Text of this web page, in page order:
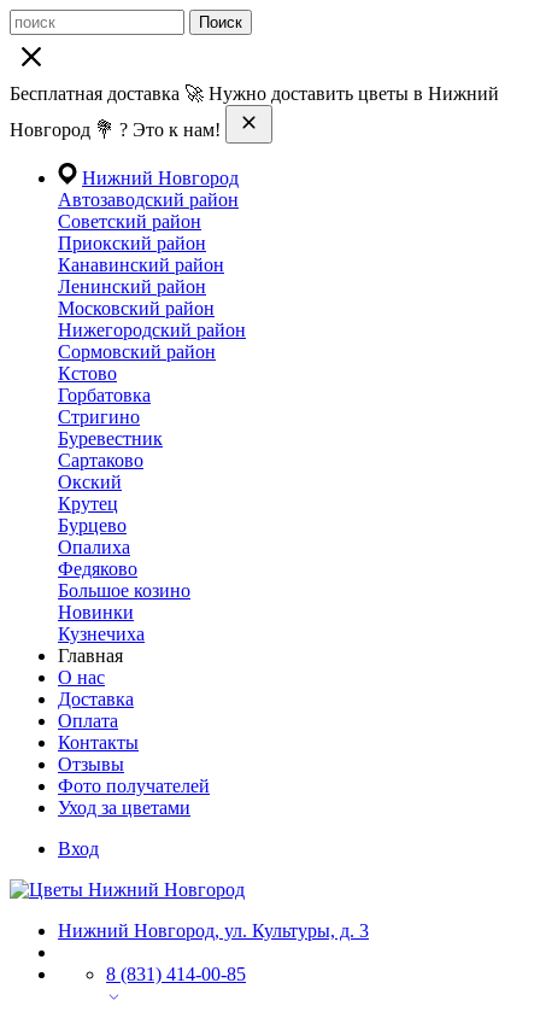
Поиск
Бесплатная доставка 🚀 Нужно доставить цветы в Нижний
Новгород 💐 ? Это к нам!
Нижний Новгород
Автозаводский район
Советский район
Приокский район
Канавинский район
Ленинский район
Московский район
Нижегородский район
Сормовский район
Кстово
Горбатовка
Стригино
Буревестник
Сартаково
Окский
Крутец
Бурцево
Опалиха
Федяково
Большое козино
Новинки
Кузнечиха
Главная
О нас
Доставка
Оплата
Контакты
Отзывы
Фото получателей
Уход за цветами
Вход
Нижний Новгород, ул. Культуры, д. 3
8 (831) 414-00-85